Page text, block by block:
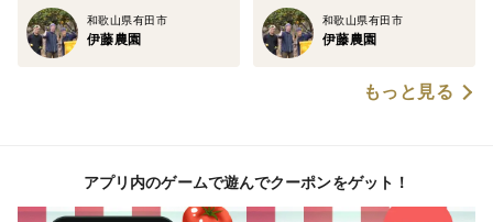
和歌山県有田市
伊藤農園
和歌山県有田市
伊藤農園
もっと見る
アプリ内のゲームで遊んでクーポンをゲット！